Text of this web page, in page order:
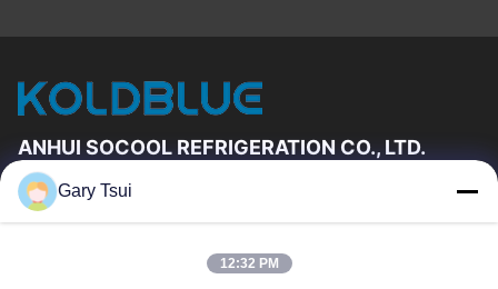
ANHUI SOCOOL REFRIGERATION CO., LTD.
빠른 링크
우리에 대하여
Gary Tsui
12:32 PM